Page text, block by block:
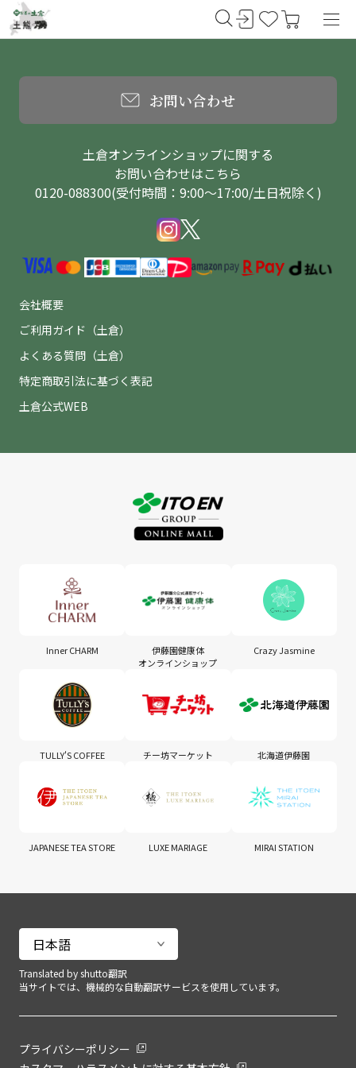
お問い合わせ
土倉オンラインショップに関する
お問い合わせはこちら
0120-088300(受付時間：9:00～17:00/土日祝除く)
会社概要
ご利用ガイド（土倉）
よくある質問（土倉）
特定商取引法に基づく表記
土倉公式WEB
Inner CHARM
伊藤園健康体
オンラインショップ
Crazy Jasmine
TULLY'S COFFEE チー坊マーケット 北海道伊藤園
JAPANESE TEA STORE LUXE MARIAGE MIRAI STATION
Translated by shutto翻訳
当サイトでは、機械的な自動翻訳サービスを使用しています。
プライバシーポリシー